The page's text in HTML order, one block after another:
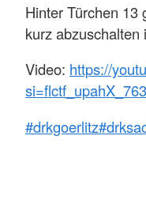
Hinter Türchen 13
kurz abzuschalten
Video: https://
#drkgoerlitz